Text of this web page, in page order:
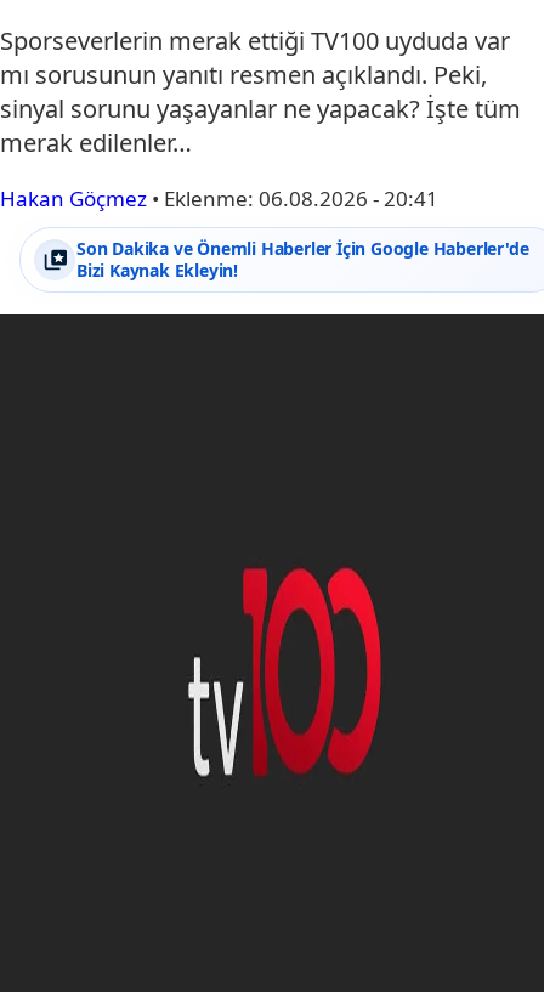
Sporseverlerin merak ettiği TV100 uyduda var
mı sorusunun yanıtı resmen açıklandı. Peki,
sinyal sorunu yaşayanlar ne yapacak? İşte tüm
merak edilenler…
Hakan Göçmez • Eklenme: 06.08.2026 - 20:41
Son Dakika ve Önemli Haberler İçin Google Haberler'de
Bizi Kaynak Ekleyin!